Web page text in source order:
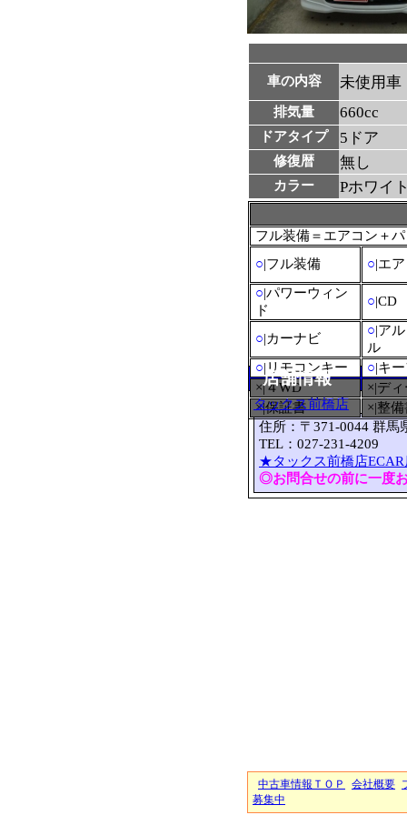
車の内容 未使用車
排気量 660cc
ドアタイプ 5ドア
修復暦 無し
カラー Pホワイ
フル装備＝エアコン＋
○|フル装備 ○|エ
○|パワーウィン
ド
○|CD
○|カーナビ
○|ア
ル
○|リモコンキー ○|キ
×|４WD
×|デ
×|保証書
×|整
店舗情報
タックス前橋店
住所：〒371-0044 群馬
TEL：027-231-4209
★タックス前橋店ECAR
◎お問合せの前に一度
中古車情報ＴＯＰ 会社概要
募集中